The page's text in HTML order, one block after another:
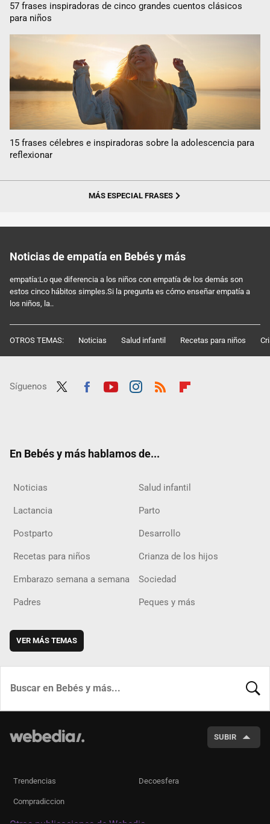
57 frases inspiradoras de cinco grandes cuentos clásicos
para niños
15 frases célebres e inspiradoras sobre la adolescencia para
reflexionar
MÁS ESPECIAL FRASES
Noticias de empatía en Bebés y más
empatía:Lo que diferencia a los niños con empatía de los demás son
estos cinco hábitos simples.Si la pregunta es cómo enseñar empatía a
los niños, la..
OTROS TEMAS: Noticias Salud infantil Recetas para niños
Síguenos
En Bebés y más hablamos de...
Noticias Salud infantil
Lactancia Parto
Postparto Desarrollo
Recetas para niños Crianza de los hijos
Embarazo semana a semana Sociedad
Padres Peques y más
VER MÁS TEMAS
SUBIR
Trendencias Decoesfera
Compradiccion